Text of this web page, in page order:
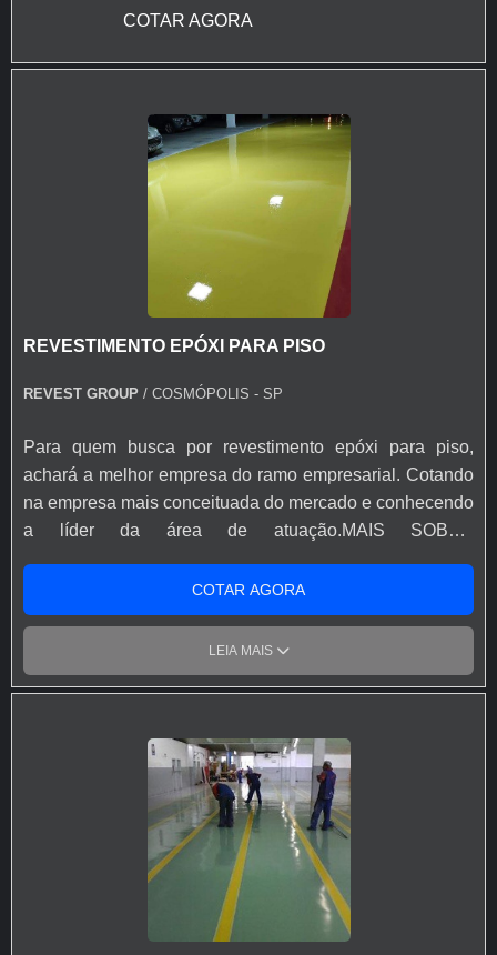
na espessura e cores definidas em projeto ou conforme
bases; - Cura rápida a partir de 8 horas; - Isento de
resistência mecânica e a choque térmico; - Resistência à
abrasão; - Baixo odor e baixo VOC; - Acabamento liso e
antiderrapante; - Temperatura de operação entre -30 °C e
+95 °C; - Atende a norma LEED.
COTAR AGORA
REVESTIMENTO EPÓXI PARA PISO
REVEST GROUP / COSMÓPOLIS - SP
Para quem busca por revestimento epóxi para piso,
achará a melhor empresa do ramo empresarial. Cotando
na empresa mais conceituada do mercado e conhecendo
a líder da área de atuação.MAIS SOBRE
pesquisar revestimento epóxi para piso em uma empresa
altamente qualificada, depara com a Revest Group.
Atuando com autonivelante uretano e autonivelante
cimentício, disponibilizando tudo que há de mais atual
para garantir a qualidade final para cada cliente.Ainda
piso, deve-se ter a exatidão em orçar com empresas que
prezam por produtos e serviços que tenham ótima
qualidade e precisão, detalhes que passam
despercebidos e podem gerar prejuízo futuros para os
clientes.Existem muitas formas diferentes de demonstrar
conhecimento e autoridade em sua área de atuação.
Boas razões pelas quais a Revest Group é a escolha
certa quando procurar por revestimento epóxi para piso:
COTAR AGORA
LEIA MAIS